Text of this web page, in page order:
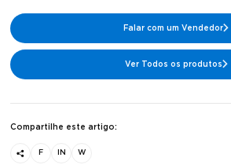
Falar com um Vendedor
Ver Todos os produtos
Compartilhe este artigo:
F IN W